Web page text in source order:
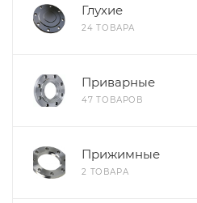
Глухие
24 ТОВАРА
Приварные
47 ТОВАРОВ
Прижимные
2 ТОВАРА